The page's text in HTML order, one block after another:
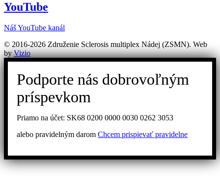
YouTube
Náš YouTube kanál
© 2016-2026 Združenie Sclerosis multiplex Nádej (ZSMN). Web
byVizio
Podporte nás dobrovoľným
príspevkom
Priamo na účet: SK68 0200 0000 0030 0262 3053
alebo pravidelným darom Chcem prispievať pravidelne